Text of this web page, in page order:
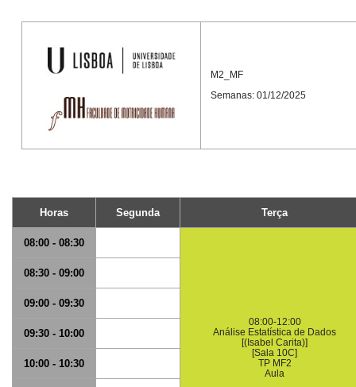
M2_MF
Semanas: 01/12/2025
Horas Segunda Terça
08:00 - 08:30
08:00-12:00
Análise Estatística de Dados
[(Isabel Carita)]
[Sala 10C]
TP MF2
Aula
08:30 - 09:00
09:00 - 09:30
09:30 - 10:00
10:00 - 10:30